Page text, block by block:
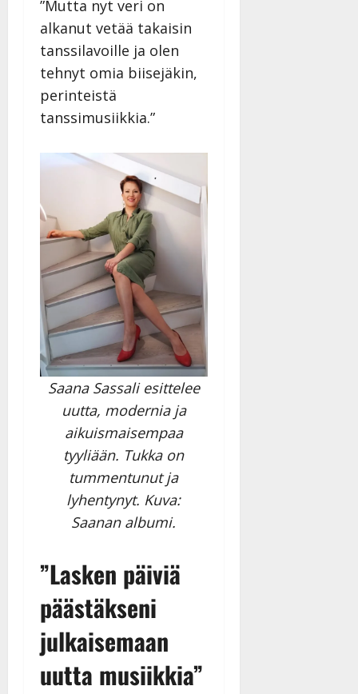
”Mutta nyt veri on
alkanut vetää takaisin
tanssilavoille ja olen
tehnyt omia biisejäkin,
perinteistä
tanssimusiikkia.”
Saana Sassali esittelee
uutta, modernia ja
aikuismaisempaa
tyyliään. Tukka on
tummentunut ja
lyhentynyt. Kuva:
Saanan albumi.
”Lasken päiviä
päästäkseni
julkaisemaan
uutta musiikkia”